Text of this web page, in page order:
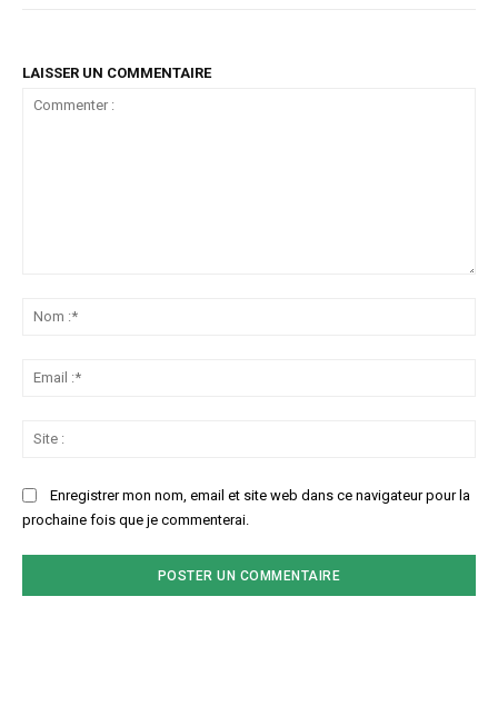
LAISSER UN COMMENTAIRE
Enregistrer mon nom, email et site web dans ce navigateur pour la
prochaine fois que je commenterai.